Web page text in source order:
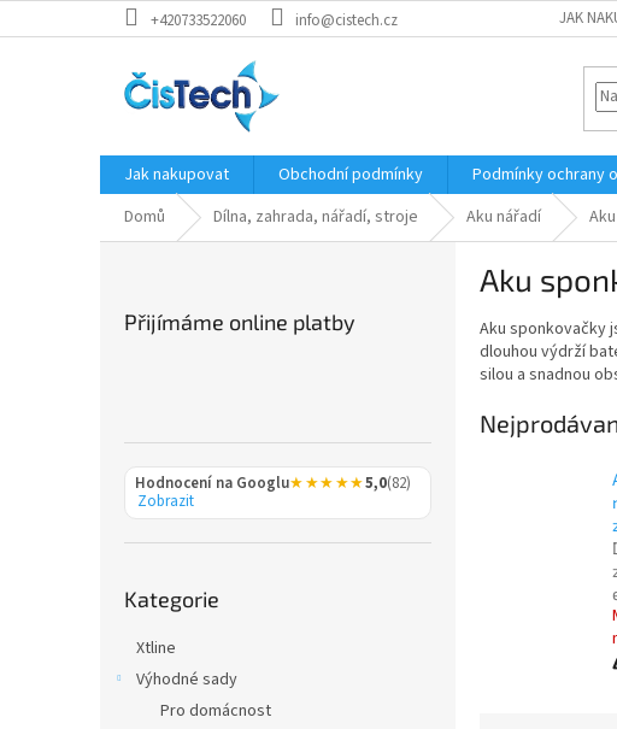
na
+420733522060 info@cistech.cz JAK
Jak nakupovat Obchodní podmínky Podmínky ochrany
Domů
Dílna, zahrada, nářadí, stroje Aku nářadí
Přijímáme online platby
Hodnocení na Googlu★★★★★5,0(82)
Zobrazit
kategorie
Kategorie
Xtline
Výhodné sady
Pro domácnost
Aku
Aku sponkovačky
dlouhou výdrží
silou a snadnou